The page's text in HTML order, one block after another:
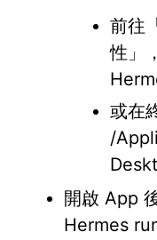
前往
性」
或在
/
開啟 App
Hermes